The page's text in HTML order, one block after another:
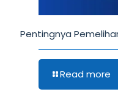
Pentingnya
Read more